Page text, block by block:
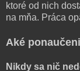
ktoré od nich
na mňa. Práca
Aké
Nikdy sa nič